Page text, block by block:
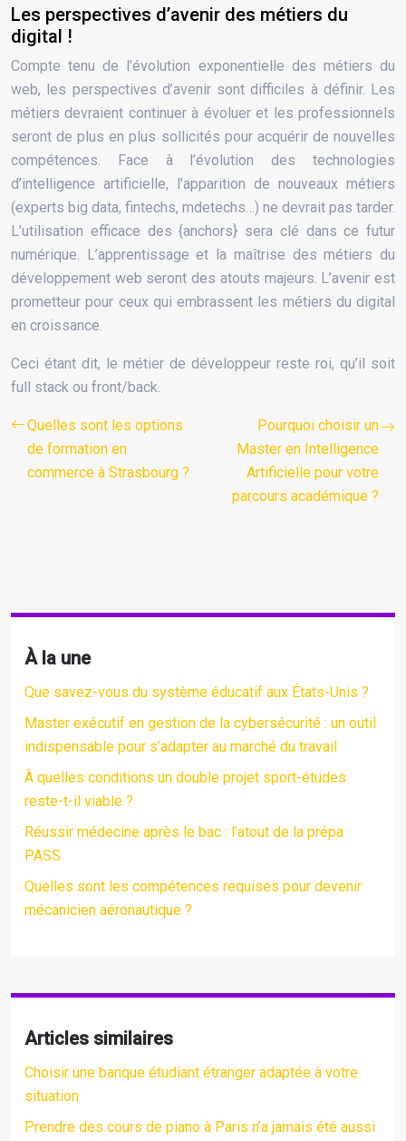
Les perspectives d’avenir des métiers du
digital !
Compte tenu de l’évolution exponentielle des métiers du
web, les perspectives d’avenir sont difficiles à définir. Les
métiers devraient continuer à évoluer et les professionnels
seront de plus en plus sollicités pour acquérir de nouvelles
compétences. Face à l’évolution des technologies
d’intelligence artificielle, l’apparition de nouveaux métiers
(experts big data, fintechs, mdetechs…) ne devrait pas tarder.
L’utilisation efficace des {anchors} sera clé dans ce futur
numérique. L’apprentissage et la maîtrise des métiers du
développement web seront des atouts majeurs. L’avenir est
prometteur pour ceux qui embrassent les métiers du digital
en croissance.
Ceci étant dit, le métier de développeur reste roi, qu’il soit
full stack ou front/back.
Quelles sont les options
de formation en
commerce à Strasbourg ?
Pourquoi choisir un
Master en Intelligence
Artificielle pour votre
parcours académique ?
À la une
Que savez-vous du système éducatif aux États-Unis ?
Master exécutif en gestion de la cybersécurité : un outil
indispensable pour s’adapter au marché du travail
À quelles conditions un double projet sport-études
reste-t-il viable ?
Réussir médecine après le bac : l’atout de la prépa
PASS
Quelles sont les compétences requises pour devenir
mécanicien aéronautique ?
Articles similaires
Choisir une banque étudiant étranger adaptée à votre
situation
Prendre des cours de piano à Paris n’a jamais été aussi